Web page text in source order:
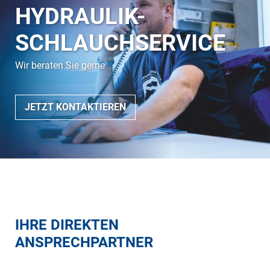
HYDRAULIK-
SCHLAUCHSERVICE
Wir beraten Sie gerne
JETZT KONTAKTIEREN
IHRE DIREKTEN
ANSPRECHPARTNER